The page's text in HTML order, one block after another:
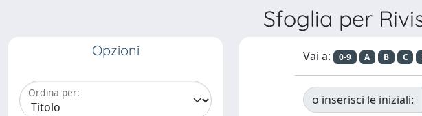
Sfoglia per
Opzioni
Ordina per:
Vai a: 0-9 A B C
o inserisci le iniziali: